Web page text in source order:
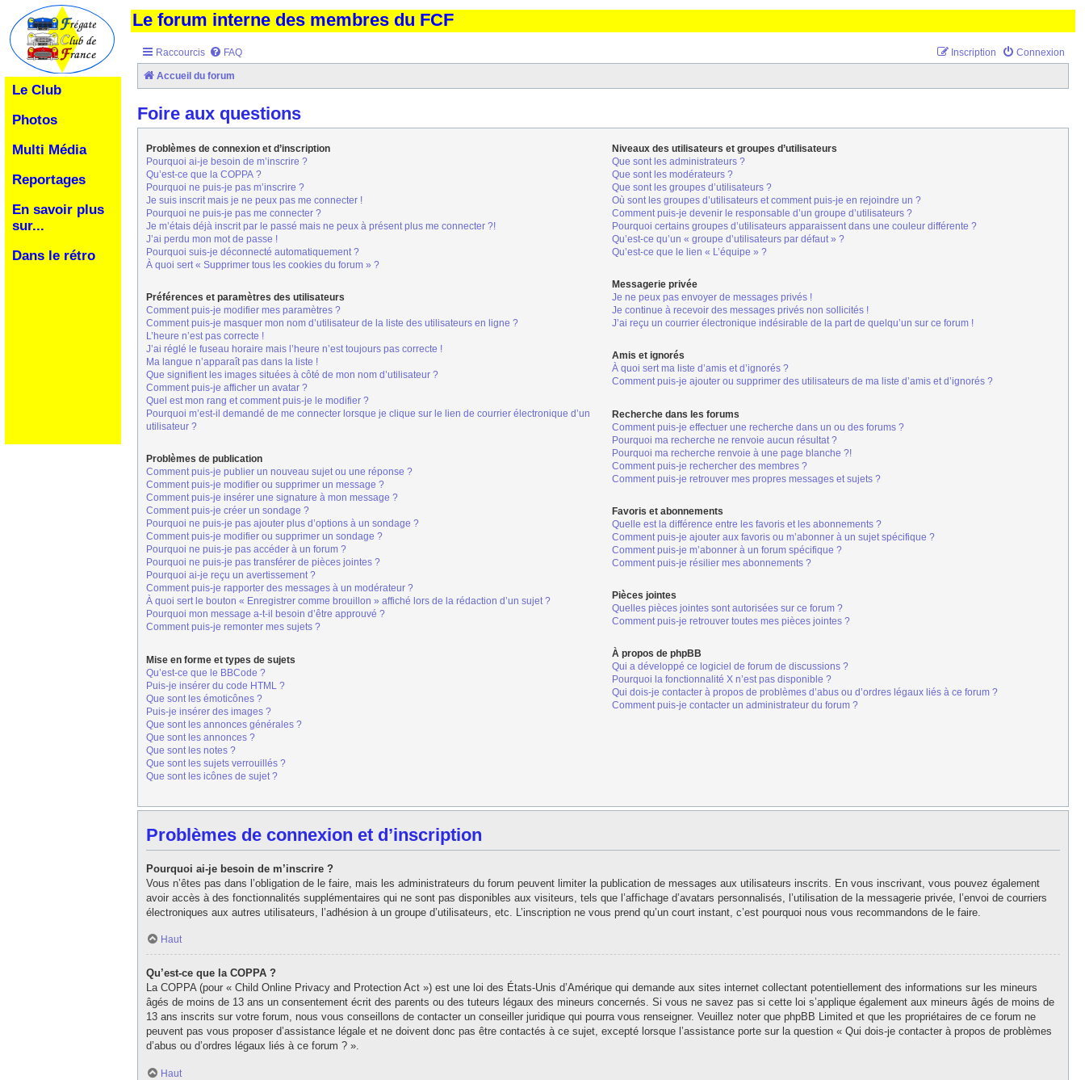
Le Club
Photos
Multi Média
Reportages
En savoir plus
sur...
Dans le rétro
Le forum interne des membres du FCF
Raccourcis FAQ Connexion
Inscription
Accueil du forum
Foire aux questions
Problèmes de connexion et d’inscription
Pourquoi ai-je besoin de m’inscrire ?
Qu’est-ce que la COPPA ?
Pourquoi ne puis-je pas m’inscrire ?
Je suis inscrit mais je ne peux pas me connecter !
Pourquoi ne puis-je pas me connecter ?
Je m’étais déjà inscrit par le passé mais ne peux à présent plus me connecter ?!
J’ai perdu mon mot de passe !
Pourquoi suis-je déconnecté automatiquement ?
À quoi sert « Supprimer tous les cookies du forum » ?
Préférences et paramètres des utilisateurs
Comment puis-je modifier mes paramètres ?
Comment puis-je masquer mon nom d’utilisateur de la liste des utilisateurs en ligne ?
L’heure n’est pas correcte !
J’ai réglé le fuseau horaire mais l’heure n’est toujours pas correcte !
Ma langue n’apparaît pas dans la liste !
Que signifient les images situées à côté de mon nom d’utilisateur ?
Comment puis-je afficher un avatar ?
Quel est mon rang et comment puis-je le modifier ?
Pourquoi m’est-il demandé de me connecter lorsque je clique sur le lien de courrier électronique d’un
utilisateur ?
Problèmes de publication
Comment puis-je publier un nouveau sujet ou une réponse ?
Comment puis-je modifier ou supprimer un message ?
Comment puis-je insérer une signature à mon message ?
Comment puis-je créer un sondage ?
Pourquoi ne puis-je pas ajouter plus d’options à un sondage ?
Comment puis-je modifier ou supprimer un sondage ?
Pourquoi ne puis-je pas accéder à un forum ?
Pourquoi ne puis-je pas transférer de pièces jointes ?
Pourquoi ai-je reçu un avertissement ?
Comment puis-je rapporter des messages à un modérateur ?
À quoi sert le bouton « Enregistrer comme brouillon » affiché lors de la rédaction d’un sujet ?
Pourquoi mon message a-t-il besoin d’être approuvé ?
Comment puis-je remonter mes sujets ?
Mise en forme et types de sujets
Qu’est-ce que le BBCode ?
Puis-je insérer du code HTML ?
Que sont les émoticônes ?
Puis-je insérer des images ?
Que sont les annonces générales ?
Que sont les annonces ?
Que sont les notes ?
Que sont les sujets verrouillés ?
Que sont les icônes de sujet ?
Niveaux des utilisateurs et groupes d’utilisateurs
Que sont les administrateurs ?
Que sont les modérateurs ?
Que sont les groupes d’utilisateurs ?
Où sont les groupes d’utilisateurs et comment puis-je en rejoindre un ?
Comment puis-je devenir le responsable d’un groupe d’utilisateurs ?
Pourquoi certains groupes d’utilisateurs apparaissent dans une couleur différente ?
Qu’est-ce qu’un « groupe d’utilisateurs par défaut » ?
Qu’est-ce que le lien « L’équipe » ?
Messagerie privée
Je ne peux pas envoyer de messages privés !
Je continue à recevoir des messages privés non sollicités !
J’ai reçu un courrier électronique indésirable de la part de quelqu’un sur ce forum !
Amis et ignorés
À quoi sert ma liste d’amis et d’ignorés ?
Comment puis-je ajouter ou supprimer des utilisateurs de ma liste d’amis et d’ignorés ?
Recherche dans les forums
Comment puis-je effectuer une recherche dans un ou des forums ?
Pourquoi ma recherche ne renvoie aucun résultat ?
Pourquoi ma recherche renvoie à une page blanche ?!
Comment puis-je rechercher des membres ?
Comment puis-je retrouver mes propres messages et sujets ?
Favoris et abonnements
Quelle est la différence entre les favoris et les abonnements ?
Comment puis-je ajouter aux favoris ou m’abonner à un sujet spécifique ?
Comment puis-je m’abonner à un forum spécifique ?
Comment puis-je résilier mes abonnements ?
Pièces jointes
Quelles pièces jointes sont autorisées sur ce forum ?
Comment puis-je retrouver toutes mes pièces jointes ?
À propos de phpBB
Qui a développé ce logiciel de forum de discussions ?
Pourquoi la fonctionnalité X n’est pas disponible ?
Qui dois-je contacter à propos de problèmes d’abus ou d’ordres légaux liés à ce forum ?
Comment puis-je contacter un administrateur du forum ?
Problèmes de connexion et d’inscription
Pourquoi ai-je besoin de m’inscrire ?
Vous n’êtes pas dans l’obligation de le faire, mais les administrateurs du forum peuvent limiter la publication de messages aux utilisateurs inscrits. En vous inscrivant, vous pouvez également
avoir accès à des fonctionnalités supplémentaires qui ne sont pas disponibles aux visiteurs, tels que l’affichage d’avatars personnalisés, l’utilisation de la messagerie privée, l’envoi de courriers
électroniques aux autres utilisateurs, l’adhésion à un groupe d’utilisateurs, etc. L’inscription ne vous prend qu’un court instant, c’est pourquoi nous vous recommandons de le faire.
Haut
Qu’est-ce que la COPPA ?
La COPPA (pour « Child Online Privacy and Protection Act ») est une loi des États-Unis d’Amérique qui demande aux sites internet collectant potentiellement des informations sur les mineurs
âgés de moins de 13 ans un consentement écrit des parents ou des tuteurs légaux des mineurs concernés. Si vous ne savez pas si cette loi s’applique également aux mineurs âgés de moins de
13 ans inscrits sur votre forum, nous vous conseillons de contacter un conseiller juridique qui pourra vous renseigner. Veuillez noter que phpBB Limited et que les propriétaires de ce forum ne
peuvent pas vous proposer d’assistance légale et ne doivent donc pas être contactés à ce sujet, excepté lorsque l’assistance porte sur la question « Qui dois-je contacter à propos de problèmes
d’abus ou d’ordres légaux liés à ce forum ? ».
Haut